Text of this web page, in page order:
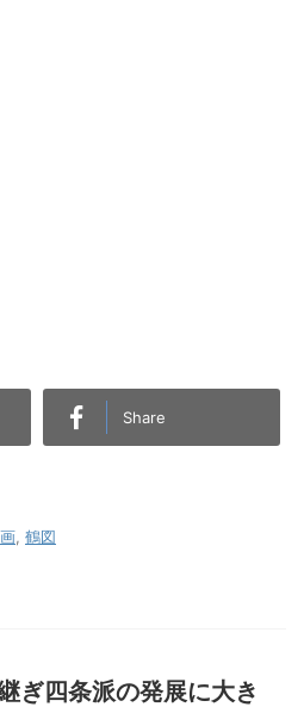
Share
鶴図
ぎ四条派の発展に大き